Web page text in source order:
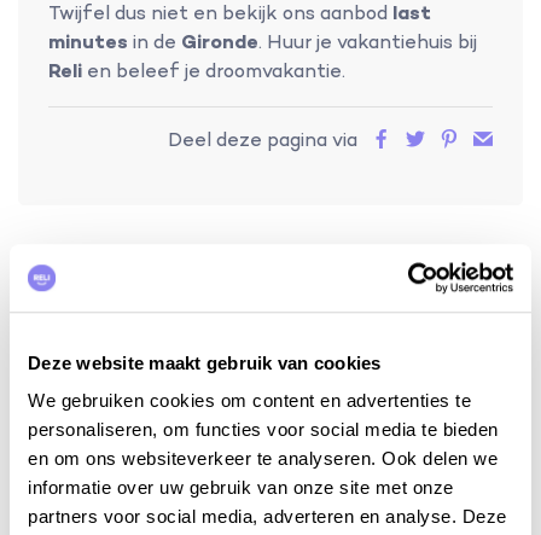
Deze website maakt gebruik van cookies
We gebruiken cookies om content en advertenties te
personaliseren, om functies voor social media te bieden
en om ons websiteverkeer te analyseren. Ook delen we
informatie over uw gebruik van onze site met onze
partners voor social media, adverteren en analyse. Deze
Twijfel dus niet en bekijk ons aanbod last
minutes in de Gironde. Huur je vakantiehuis bij
Reli en beleef je droomvakantie.
Deel deze pagina via
Ontdek een greep uit ons
aanbod